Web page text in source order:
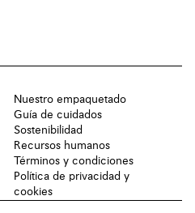
Nuestro empaquetado
Guía de cuidados
Sostenibilidad
Recursos humanos
Términos y condiciones
Política de privacidad y
cookies